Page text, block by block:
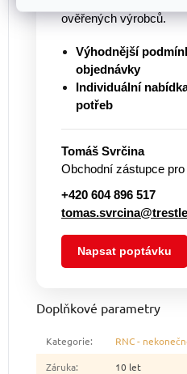
ověřených výrobců.
Výhodnější
objednávky
Individuální
potřeb
Tomáš Svrčina
Obchodní zástupce pro
+420 604 896 517
Napsat poptávku
Doplňkové parametry
Kategorie:
RNC -
Záruka:
10 let